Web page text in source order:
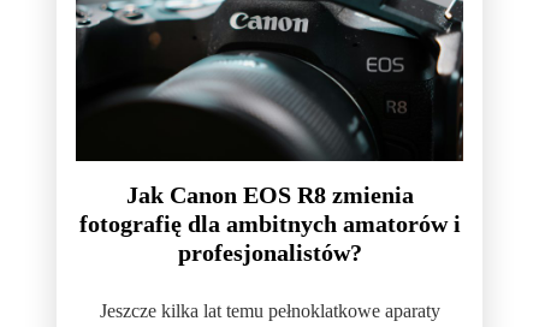
Jak Canon EOS R8 zmienia
fotografię dla ambitnych amatorów i
profesjonalistów?
Jeszcze kilka lat temu pełnoklatkowe aparaty